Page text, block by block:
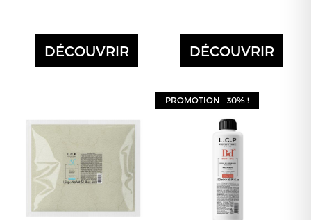
DÉCOUVRIR DÉCOUVRIR
PROMOTION - 30% !